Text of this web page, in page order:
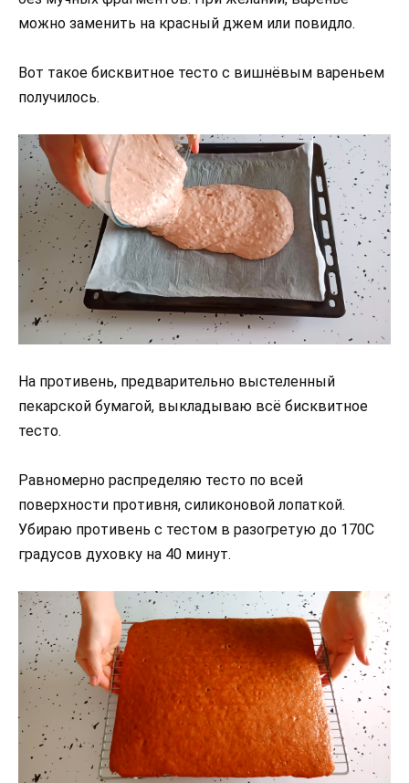
можно заменить на красный джем или повидло.
Вот такое бисквитное тесто с вишнёвым вареньем
получилось.
На противень, предварительно выстеленный
пекарской бумагой, выкладываю всё бисквитное
тесто.
Равномерно распределяю тесто по всей
поверхности противня, силиконовой лопаткой.
Убираю противень с тестом в разогретую до 170С
градусов духовку на 40 минут.